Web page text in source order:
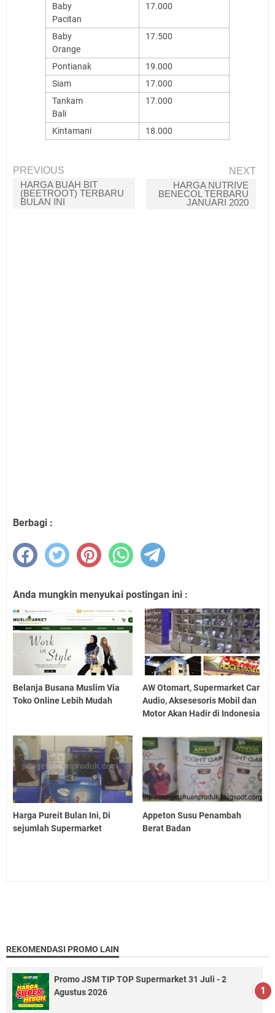
Baby
Pacitan
17.000
Baby
Orange
17.500
Pontianak
19.000
Siam
17.000
Tankam
Bali
17.000
Kintamani 18.000
PREVIOUS
HARGA BUAH BIT
(BEETROOT) TERBARU
BULAN INI
NEXT
HARGA NUTRIVE
BENECOL TERBARU
JANUARI 2020
Berbagi :
Anda mungkin menyukai postingan ini :
Belanja Busana Muslim Via
Toko Online Lebih Mudah
AW Otomart, Supermarket Car
Audio, Aksesesoris Mobil dan
Motor Akan Hadir di Indonesia
Harga Pureit Bulan Ini, Di
sejumlah Supermarket
Appeton Susu Penambah
Berat Badan
REKOMENDASI PROMO LAIN
Promo JSM TIP TOP Supermarket 31 Juli - 2
Agustus 2026